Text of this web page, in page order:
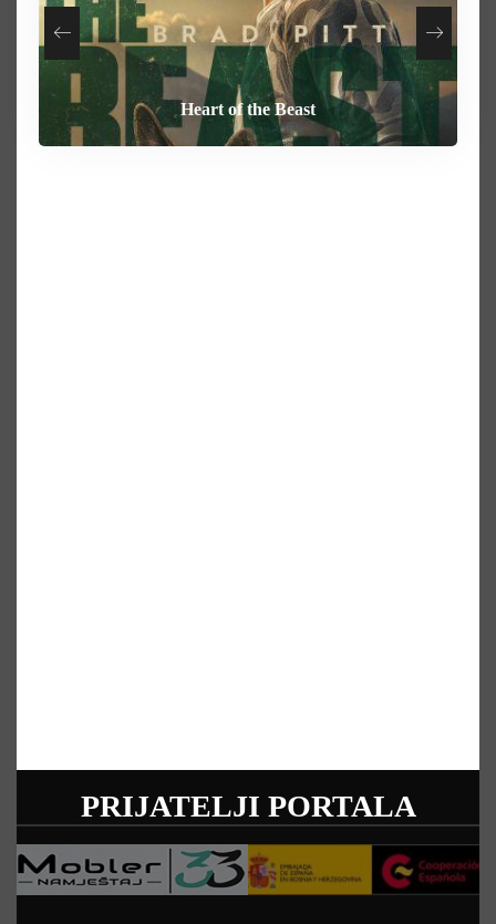
Your Mother Your Mother Your Mother
Heart of the Beast
Behemoth
How To Rob A Bank
PRIJATELJI PORTALA